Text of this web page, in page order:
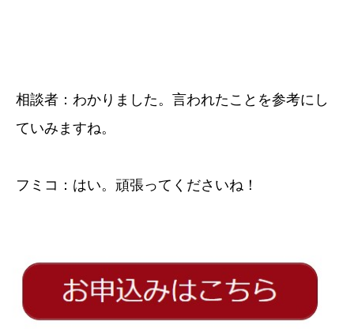
相談者：わかりました。言われたことを参考にし
ていみますね。
フミコ：はい。頑張ってくださいね！